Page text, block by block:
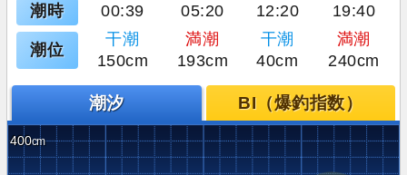
潮時 00:39 05:20 12:20 19:40
潮位
干潮 満潮 干潮
満潮
150cm
193cm 40cm 240cm
潮汐 BI（爆釣指数）
400